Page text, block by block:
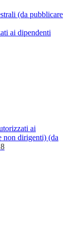
(da pubblicare
ai dipendenti
ai
non dirigenti) (da
8